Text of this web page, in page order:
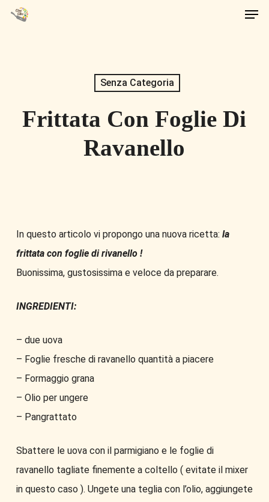
Skip
Senza Categoria
Frittata Con Foglie Di
Ravanello
In questo articolo vi propongo una nuova ricetta: la
frittata con foglie di rivanello !
Buonissima, gustosissima e veloce da preparare.
INGREDIENTI:
– due uova
– Foglie fresche di ravanello quantità a piacere
– Formaggio grana
– Olio per ungere
– Pangrattato
Sbattere le uova con il parmigiano e le foglie di
ravanello tagliate finemente a coltello ( evitate il mixer
in questo caso ). Ungete una teglia con l’olio, aggiungete